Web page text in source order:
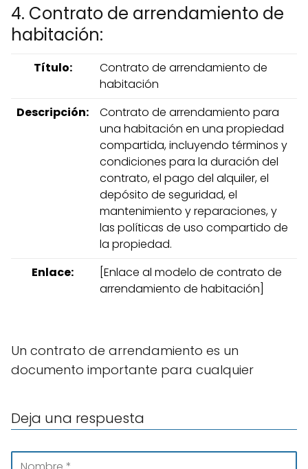
4. Contrato de arrendamiento de
habitación:
Título:
Contrato de arrendamiento de
habitación
Descripción:
Contrato de arrendamiento para
una habitación en una propiedad
compartida, incluyendo términos y
condiciones para la duración del
contrato, el pago del alquiler, el
depósito de seguridad, el
mantenimiento y reparaciones, y
las políticas de uso compartido de
la propiedad.
Enlace:
[Enlace al modelo de contrato de
arrendamiento de habitación]
Un contrato de arrendamiento es un
documento importante para cualquier
Deja una respuesta